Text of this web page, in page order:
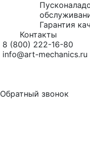
Гарантия
Контакты
8 (800) 222-16-80
info@art-mechanics.ru
Обратный звонок